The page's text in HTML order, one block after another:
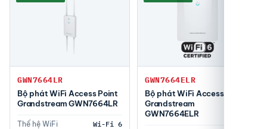
GWN7664LR
Bộ phát WiFi Access Point
Grandstream GWN7664LR
Thế hệ WiFi Wi-Fi 6
GWN7664ELR
Bộ phát WiFi Access Point
Grandstream
GWN7664ELR